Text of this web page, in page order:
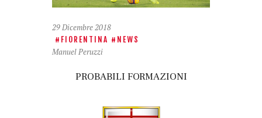
29 Dicembre 2018
FIORENTINA NEWS
Manuel Peruzzi
PROBABILI FORMAZIONI